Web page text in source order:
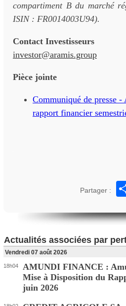
compartiment B du marché
ISIN : FR0014003U94).
Contact Investisseurs
investor@aramis.group
Pièce jointe
Communiqué de presse
rapport financier
Partager :
Actualités associées par
Vendredi 07 août 2026
18h04
AMUNDI FINANCE :
Mise à Disposition du
juin 2026